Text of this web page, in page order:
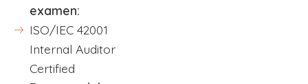
examen:
ISO/IEC 42001
Internal Auditor
Certified